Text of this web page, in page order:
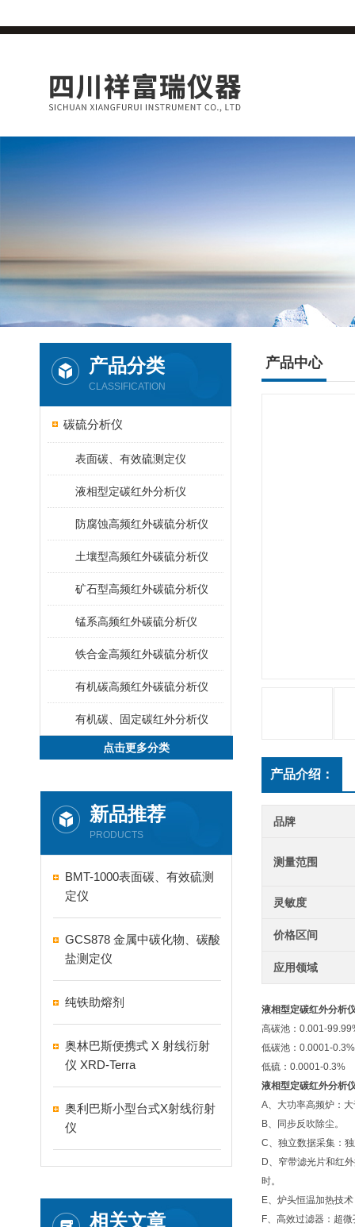
产品分类
CLASSIFICATION
碳硫分析仪
表面碳、有效硫测定仪
液相型定碳红外分析仪
防腐蚀高频红外碳硫分析仪
土壤型高频红外碳硫分析仪
矿石型高频红外碳硫分析仪
锰系高频红外碳硫分析仪
铁合金高频红外碳硫分析仪
有机碳高频红外碳硫分析仪
有机碳、固定碳红外分析仪
点击更多分类
新品推荐
PRODUCTS
BMT-1000表面碳、有效硫测
定仪
GCS878 金属中碳化物、碳酸
盐测定仪
纯铁助熔剂
奥林巴斯便携式 X 射线衍射
仪 XRD-Terra
奥利巴斯小型台式X射线衍射
仪
相关文章
产品中心
产品介绍：
品牌
测量范围
灵敏度
价格区间
应用领域
液相型定碳红外分析
高碳池：0.001-
低碳池：0.0001-0.3%
低硫：0.0001-0.3%
液相型定碳红外分析
A、大功率高频炉：
B、同步反吹除尘。
C、独立数据采集：
D、窄带滤光片和红
时。
E、炉头恒温加热技
F、高效过滤器：超